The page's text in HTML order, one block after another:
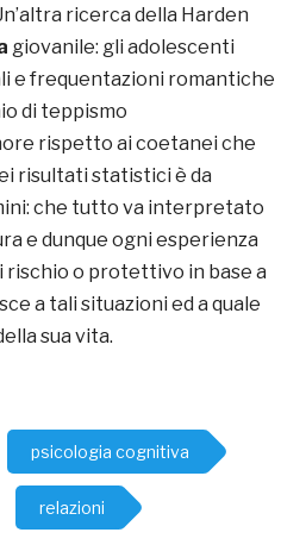
ricerca della Harden
giovanile: gli adolescenti
e frequentazioni romantiche
di teppismo
rispetto ai coetanei che
risultati statistici è da
che tutto va interpretato
e dunque ogni esperienza
rischio o protettivo in base a
a tali situazioni ed a quale
sua vita.
psicologia cognitiva
relazioni